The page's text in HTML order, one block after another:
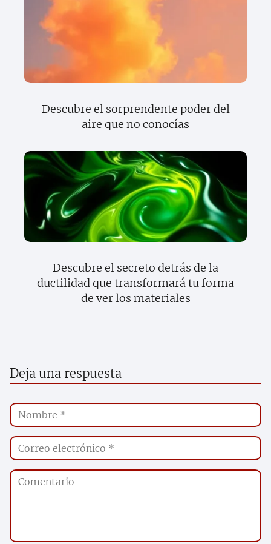
Descubre el sorprendente poder del
aire que no conocías
Descubre el secreto detrás de la
ductilidad que transformará tu forma
de ver los materiales
Deja una respuesta